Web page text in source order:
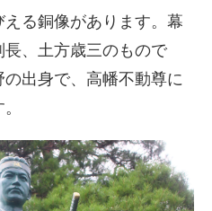
る銅像があります。幕
、土方歳三のもので
出身で、高幡不動尊に